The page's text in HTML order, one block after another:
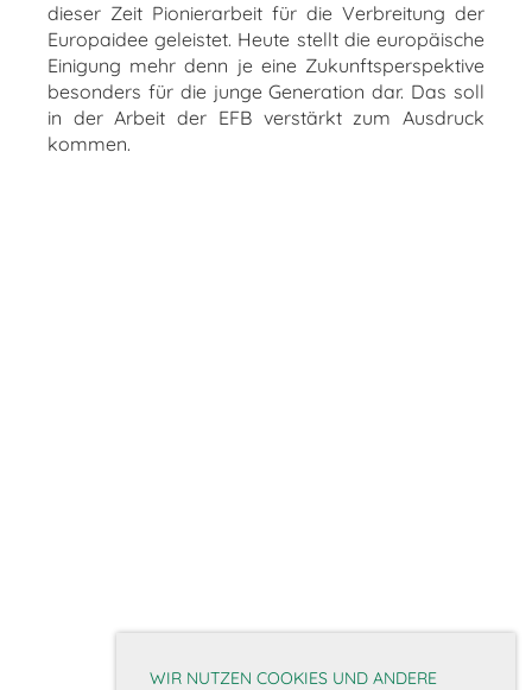
WIR NUTZEN COOKIES UND ANDERE
dieser Zeit Pionierarbeit für die Verbreitung der
Europaidee geleistet. Heute stellt die europäische
Einigung mehr denn je eine Zukunftsperspektive
besonders für die junge Generation dar. Das soll
in der Arbeit der EFB verstärkt zum Ausdruck
kommen.